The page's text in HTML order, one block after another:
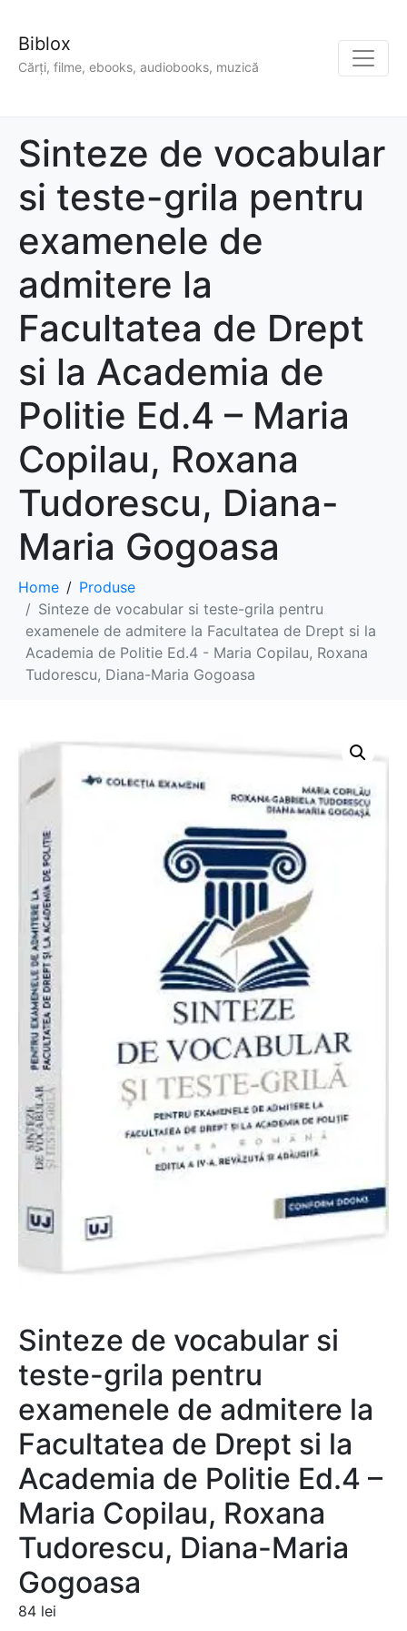
Biblox
Cărți, filme, ebooks, audiobooks, muzică
Sinteze de vocabular
si teste-grila pentru
examenele de
admitere la
Facultatea de Drept
si la Academia de
Politie Ed.4 – Maria
Copilau, Roxana
Tudorescu, Diana-
Maria Gogoasa
Home
Produse
Sinteze de vocabular si teste-grila pentru
examenele de admitere la Facultatea de Drept si la
Academia de Politie Ed.4 - Maria Copilau, Roxana
Tudorescu, Diana-Maria Gogoasa
Sinteze de vocabular si
teste-grila pentru
examenele de admitere la
Facultatea de Drept si la
Academia de Politie Ed.4 –
Maria Copilau, Roxana
Tudorescu, Diana-Maria
Gogoasa
84 lei